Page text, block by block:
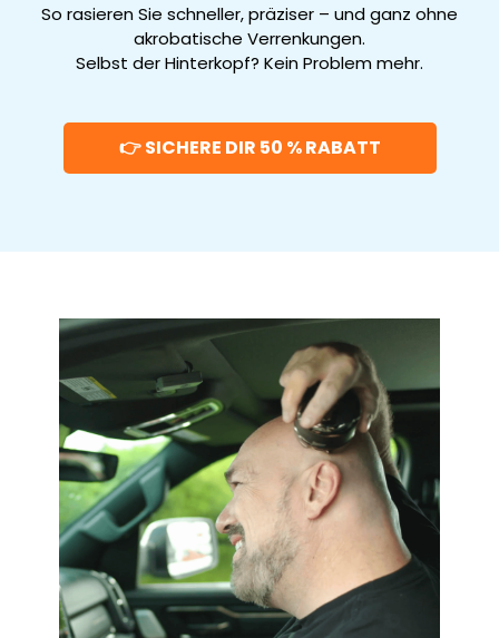
So rasieren Sie schneller, präziser – und ganz ohne
akrobatische Verrenkungen.
Selbst der Hinterkopf? Kein Problem mehr.
👉 SICHERE DIR 50 % RABATT